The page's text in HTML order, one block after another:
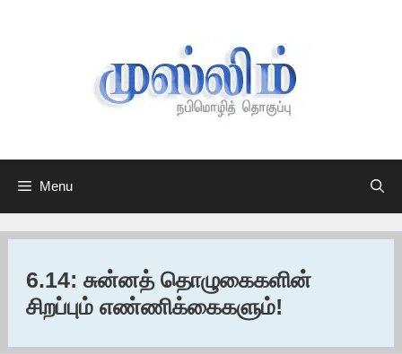
Menu
6.14: சுன்னத் தொழுகைகளின்
சிறப்பும் எண்ணிக்கைகளும்!